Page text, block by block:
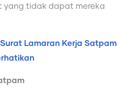
yang tidak dapat mereka
Lamaran Kerja Satpam